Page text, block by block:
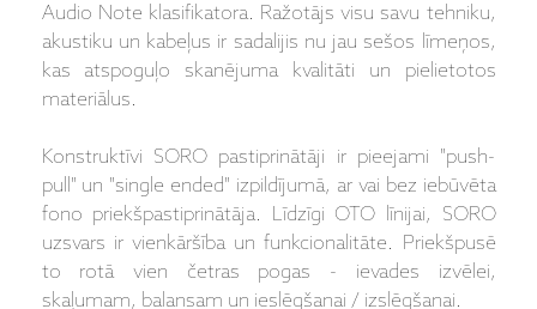
Audio Note klasifikatora. Ražotājs visu savu tehniku,
akustiku un kabeļus ir sadalijis nu jau sešos līmeņos,
kas atspoguļo skanējuma kvalitāti un pielietotos
materiālus.
Konstruktīvi SORO pastiprinātāji ir pieejami "push-
pull" un "single ended" izpildījumā, ar vai bez iebūvēta
fono priekšpastiprinātāja. Līdzīgi OTO līnijai, SORO
uzsvars ir vienkāršība un funkcionalitāte. Priekšpusē
to rotā vien četras pogas - ievades izvēlei,
skaļumam, balansam un ieslēgšanai / izslēgšanai.